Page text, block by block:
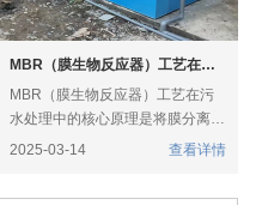
MBR（膜生物反应器）工艺在污水处理中的核心原理是什么？
MBR（膜生物反应器）工艺在污
水处理中的核心原理是将膜分离技
术与生物处理技术相结合。
2025-03-14 查看详情